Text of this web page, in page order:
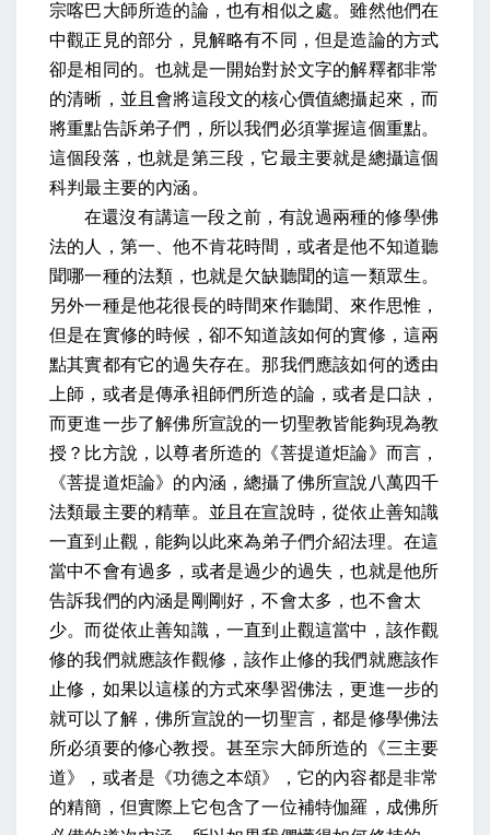
宗喀巴大師所造的論，也有相似之處。雖然他們在
中觀正見的部分，見解略有不同，但是造論的方式
卻是相同的。也就是一開始對於文字的解釋都非常
的清晰，並且會將這段文的核心價值總攝起來，而
將重點告訴弟子們，所以我們必須掌握這個重點。
這個段落，也就是第三段，它最主要就是總攝這個
科判最主要的內涵。
在還沒有講這一段之前，有說過兩種的修學佛
法的人，第一、他不肯花時間，或者是他不知道聽
聞哪一種的法類，也就是欠缺聽聞的這一類眾生。
另外一種是他花很長的時間來作聽聞、來作思惟，
但是在實修的時候，卻不知道該如何的實修，這兩
點其實都有它的過失存在。那我們應該如何的透由
上師，或者是傳承袓師們所造的論，或者是口訣，
而更進一步了解佛所宣說的一切聖教皆能夠現為教
授？比方說，以尊者所造的《菩提道炬論》而言，
《菩提道炬論》的內涵，總攝了佛所宣說八萬四千
法類最主要的精華。並且在宣說時，從依止善知識
一直到止觀，能夠以此來為弟子們介紹法理。在這
當中不會有過多，或者是過少的過失，也就是他所
告訴我們的內涵是剛剛好，不會太多，也不會太
少。而從依止善知識，一直到止觀這當中，該作觀
修的我們就應該作觀修，該作止修的我們就應該作
止修，如果以這樣的方式來學習佛法，更進一步的
就可以了解，佛所宣說的一切聖言，都是修學佛法
所必須要的修心教授。甚至宗大師所造的《三主要
道》，或者是《功德之本頌》，它的內容都是非常
的精簡，但實際上它包含了一位補特伽羅，成佛所